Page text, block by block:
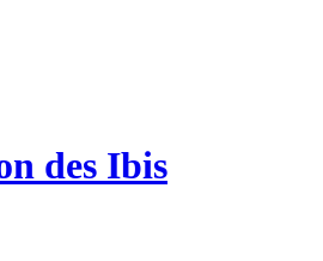
des Ibis